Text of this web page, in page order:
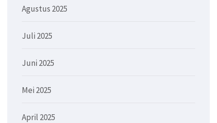
Agustus 2025
Juli 2025
Juni 2025
Mei 2025
April 2025